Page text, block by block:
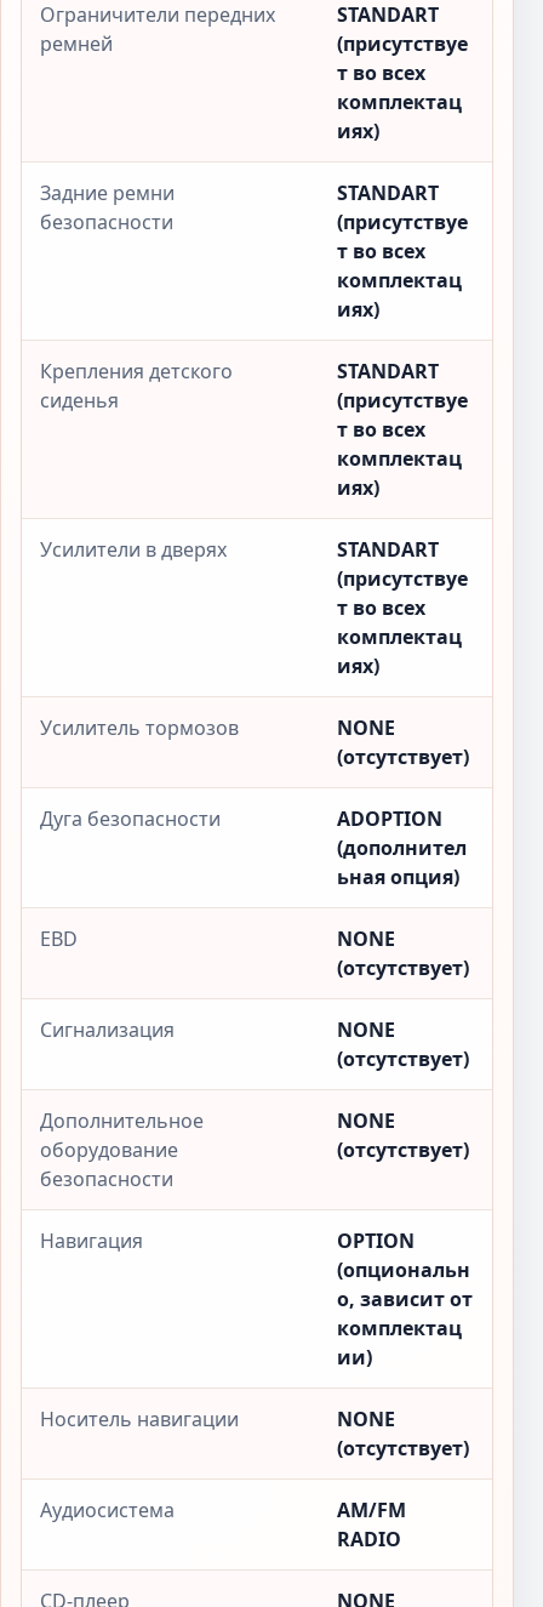
Ограничители передних
ремней
STANDART
(присутствуе
т во всех
комплектац
иях)
Задние ремни
безопасности
STANDART
(присутствуе
т во всех
комплектац
иях)
Крепления детского
сиденья
STANDART
(присутствуе
т во всех
комплектац
иях)
Усилители в дверях
STANDART
(присутствуе
т во всех
комплектац
иях)
Усилитель тормозов
NONE
(отсутствует)
Дуга безопасности
ADOPTION
(дополнител
ьная опция)
EBD
NONE
(отсутствует)
Сигнализация
NONE
(отсутствует)
Дополнительное
оборудование
безопасности
NONE
(отсутствует)
Навигация
OPTION
(опциональн
о, зависит от
комплектац
ии)
Носитель навигации
NONE
(отсутствует)
Аудиосистема
AM/FM
RADIO
CD-плеер NONE